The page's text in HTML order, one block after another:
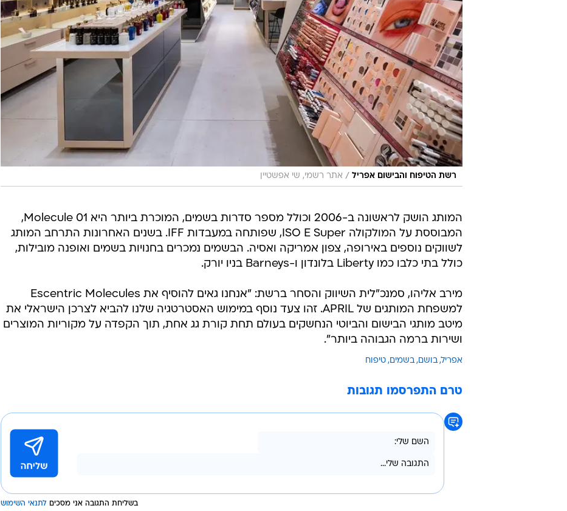
רשת הטיפוח והבישום אפריל / אתר רשמי, שי אפשטיין
המותג הושק לראשונה ב-2006 וכולל מספר סדרות בשמים, המוכרת ביותר היא Molecule 01,
המבוססת על המולקולה ISO E Super, שפותחה במעבדות IFF. בשנים האחרונות התרחב המותג
לשווקים נוספים באירופה, צפון אמריקה ואסיה. הבשמים נמכרים בחנויות בשמים ואופנה מובילות,
כולל בתי כלבו כמו Liberty בלונדון ו-Barneys בניו יורק.
מירב אליהו, סמנכ"לית השיווק והסחר ברשת: "אנחנו גאים להוסיף את Escentric Molecules
למשפחת המותגים של APRIL. זהו צעד נוסף במימוש האסטרטגיה שלנו להביא לצרכן הישראלי את
מיטב מותגי הבישום והביוטי הנחשקים בעולם תחת קורת גג אחת, תוך הקפדה על מקוריות המוצרים
ושירות ברמה הגבוהה ביותר".
אפריל בושם בשמים טיפוח
טרם התפרסמו תגובות
בשליחת התגובה אני מסכים לתנאי השימוש